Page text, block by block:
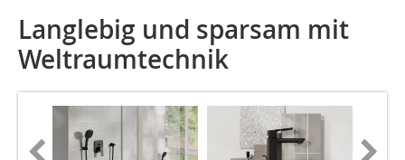
Langlebig und sparsam mit
Weltraumtechnik